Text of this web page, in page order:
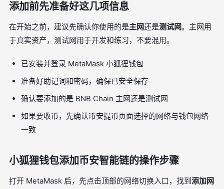
添加前先准备好这几项信息
在开始之前，建议先确认你使用的是主网还是测试网。主网用
于真实资产，测试网用于开发和练习，不要混用。
已安装并登录 MetaMask 小狐狸钱包
准备好助记词和密码，确保已安全保存
确认要添加的是 BNB Chain 主网还是测试网
如果要收币，先确认币安提币页面选择的网络与钱包网络
一致
小狐狸钱包添加币安智能链的操作步骤
打开 MetaMask 后，先点击顶部的网络切换入口，找到添加网